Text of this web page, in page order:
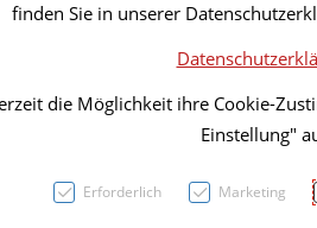
finden Sie in unserer
die Möglichkeit ihre Cookie-
Einstellung"
Erforderlich Marketing